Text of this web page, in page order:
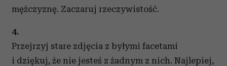
mężczyznę. Zaczaruj rzeczywistość.
4.
Przejrzyj stare zdjęcia z byłymi facetami
i dziękuj, że nie jesteś z żadnym z nich. Najlepiej,